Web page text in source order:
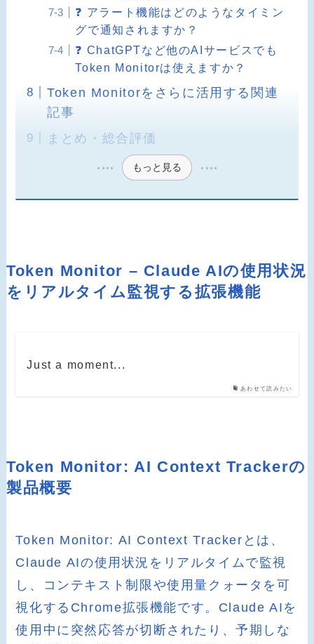
❓ アラート機能はどのようなタイミン
グで通知されますか？
❓ ChatGPTなど他のAIサービスでも
Token Monitorは使えますか？
Token Monitorをさらに活用する関連
記事
まとめ・総合評価
もっと見る
Token Monitor – Claude AIの使用状況
をリアルタイム監視する拡張機能
あわせて読みたい
Just a moment...
Token Monitor: AI Context Trackerの
製品概要
Token Monitor: AI Context Trackerとは、
Claude AIの使用状況をリアルタイムで監視
し、コンテキスト制限や使用量クォータを可
視化するChrome拡張機能です。Claude AIを
使用中に突然応答が切断されたり、予期しな